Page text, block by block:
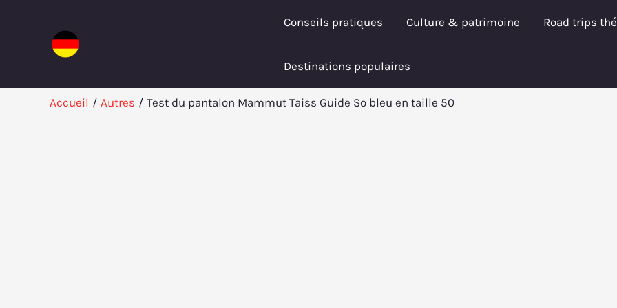
Conseils pratiques Culture & patrimoine Road trips
Destinations populaires
Accueil Autres Test du pantalon Mammut Taiss Guide So bleu en taille 50